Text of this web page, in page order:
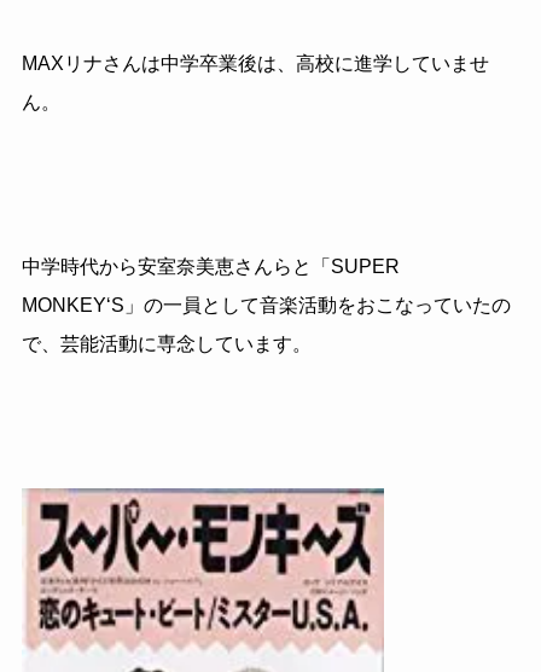
MAXリナさんは中学卒業後は、高校に進学していませ
ん。
中学時代から安室奈美恵さんらと「SUPER
MONKEY‘S」の一員として音楽活動をおこなっていたの
で、芸能活動に専念しています。